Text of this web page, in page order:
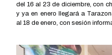
del 16 al 23 de diciembre, con
y ya en enero llegará a
al 18 de enero, con sesión